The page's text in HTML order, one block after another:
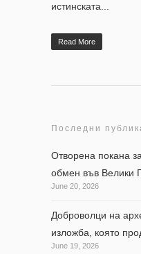
истинската...
Read More
Последни
Отворена покана
обмен във Велики
June 20, 2026
Доброволци на
изложба, която
June 19, 2026